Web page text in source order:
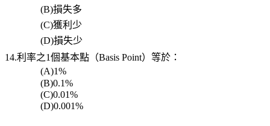
(B)損失多
(C)獲利少
(D)損失少
14.利率之1個基本點（Basis Point）等於：
(A)1%
(B)0.1%
(C)0.01%
(D)0.001%